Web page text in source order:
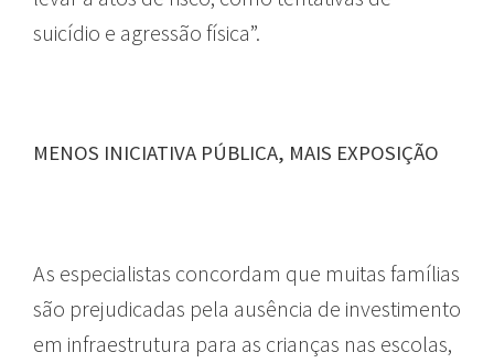
suicídio e agressão física”.
MENOS INICIATIVA PÚBLICA, MAIS EXPOSIÇÃO
As especialistas concordam que muitas famílias
são prejudicadas pela ausência de investimento
em infraestrutura para as crianças nas escolas,